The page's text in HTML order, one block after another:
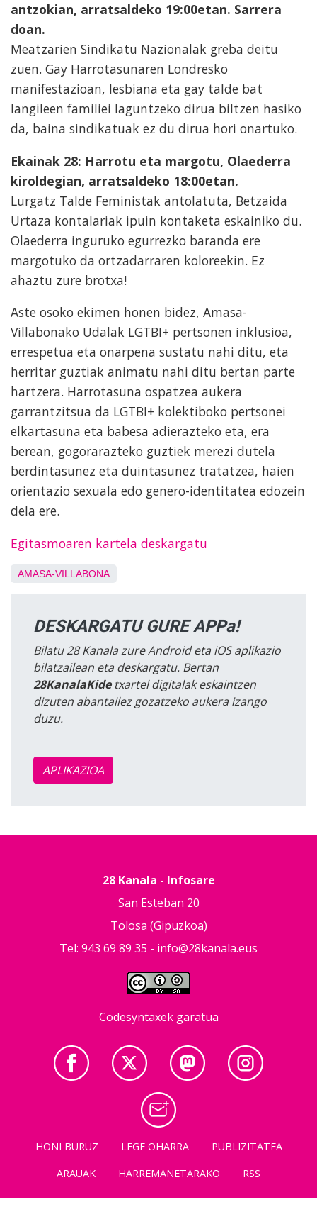
antzokian, arratsaldeko 19:00etan. Sarrera
doan.
Meatzarien Sindikatu Nazionalak greba deitu
zuen. Gay Harrotasunaren Londresko
manifestazioan, lesbiana eta gay talde bat
langileen familiei laguntzeko dirua biltzen hasiko
da, baina sindikatuak ez du dirua hori onartuko.
Ekainak 28: Harrotu eta margotu, Olaederra
kiroldegian, arratsaldeko 18:00etan.
Lurgatz Talde Feministak antolatuta, Betzaida
Urtaza kontalariak ipuin kontaketa eskainiko du.
Olaederra inguruko egurrezko baranda ere
margotuko da ortzadarraren koloreekin. Ez
ahaztu zure brotxa!
Aste osoko ekimen honen bidez, Amasa-
Villabonako Udalak LGTBI+ pertsonen inklusioa,
errespetua eta onarpena sustatu nahi ditu, eta
herritar guztiak animatu nahi ditu bertan parte
hartzera. Harrotasuna ospatzea aukera
garrantzitsua da LGTBI+ kolektiboko pertsonei
elkartasuna eta babesa adierazteko eta, era
berean, gogorarazteko guztiek merezi dutela
berdintasunez eta duintasunez tratatzea, haien
orientazio sexuala edo genero-identitatea edozein
dela ere.
Egitasmoaren kartela deskargatu
AMASA-VILLABONA
DESKARGATU GURE APPa!
Bilatu 28 Kanala zure Android eta iOS aplikazio
bilatzailean eta deskargatu. Bertan
28KanalaKidetxartel digitalak eskaintzen
dizuten abantailez gozatzeko aukera izango
duzu.
APLIKAZIOA
28 Kanala - Infosare
San Esteban 20
Tolosa (Gipuzkoa)
Tel: 943 69 89 35 - info@28kanala.eus
Codesyntaxek garatua
HONI BURUZ LEGE OHARRA
PUBLIZITATEA
ARAUAK
HARREMANETARAKO RSS